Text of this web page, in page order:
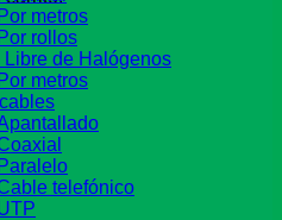
Por metros
Por rollos
Libre de Halógenos
Por metros
Paralelo
telefónico